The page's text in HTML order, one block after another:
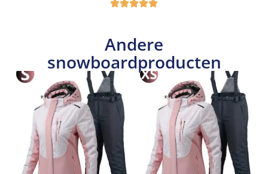
Andere
snowboardproducten